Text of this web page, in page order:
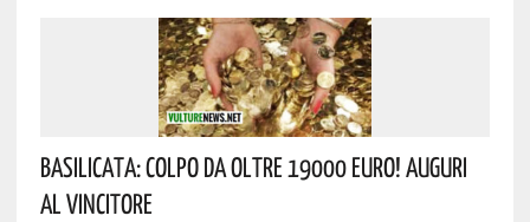
Basilicata: Colpo Da Oltre 19000 Euro! Auguri
Al Vincitore